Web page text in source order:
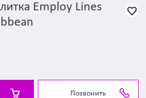
Employ Lines
Позвонить